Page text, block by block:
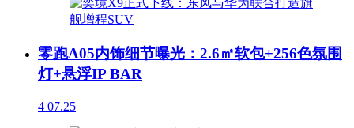
零跑A05内饰细节曝光：2.6㎡软包+256色氛围
灯+悬浮IP BAR
4 07.25